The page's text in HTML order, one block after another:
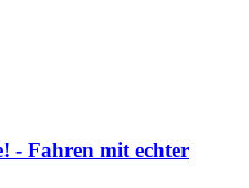
- Fahren mit echter